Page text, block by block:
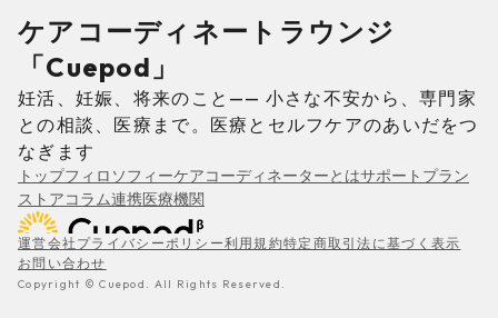
ケアコーディネートラウンジ
「Cuepod」
妊活、妊娠、将来のこと—— 小さな不安から、専門家
との相談、医療まで。医療とセルフケアのあいだをつ
なぎます
トップフィロソフィーケアコーディネーターとはサポートプラン
ストアコラム連携医療機関
運営会社 プライバシーポリシー利用規約特定商取引法に基づく表示
お問い合わせ
Copyright © Cuepod. All Rights Reserved.